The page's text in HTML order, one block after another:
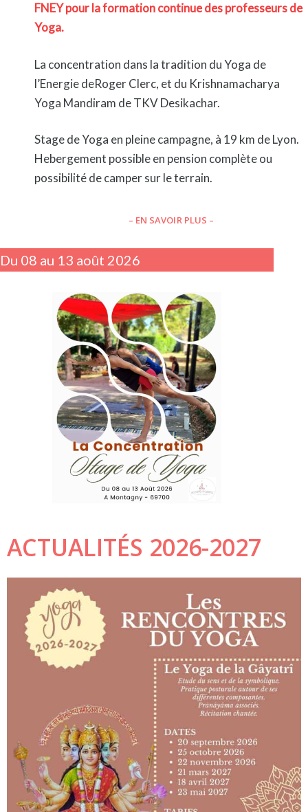
FNEY pour la formation continue des professeurs de
Yoga.
La concentration dans la tradition du Yoga de
l’Energie deRoger Clerc, et du Krishnamacharya
Yoga Mandiram de TKV Desikachar.
Stage de Yoga en pleine campagne, à 19 km de Lyon.
Hebergement possible en pension complète ou
possibilité de camper sur le terrain.
– EN SAVOIR PLUS –
Du 08 au 13 août 2026
ACTUALITÉS 2026-2027